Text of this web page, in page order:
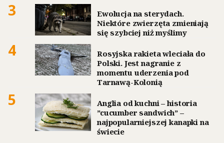
3
Ewolucja na sterydach.
Niektóre zwierzęta zmieniają
się szybciej niż myślimy
4
Rosyjska rakieta wleciała do
Polski. Jest nagranie z
momentu uderzenia pod
Tarnawą-Kolonią
5
Anglia od kuchni – historia
”cucumber sandwich” –
najpopularniejszej kanapki na
świecie